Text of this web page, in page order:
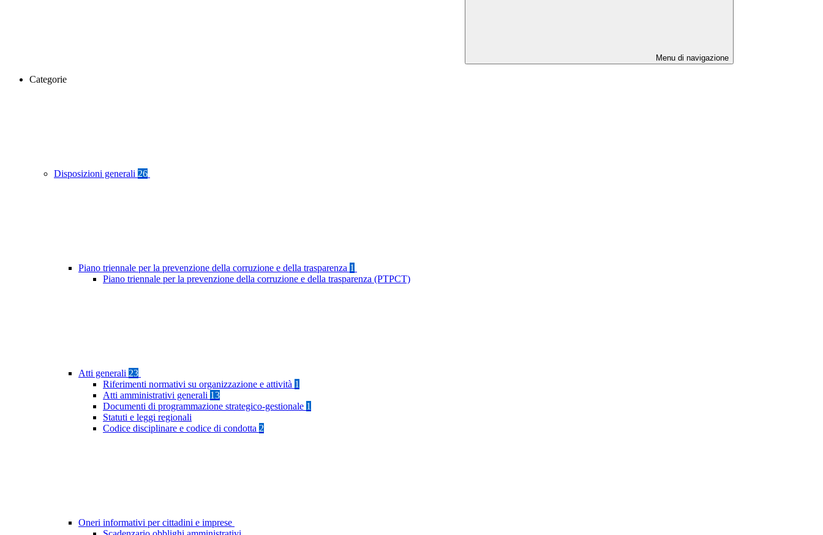
Menu di navigazione
Categorie
Disposizioni generali 26
Piano triennale per la prevenzione della corruzione e della trasparenza 1
Piano triennale per la prevenzione della corruzione e della trasparenza (PTPCT)
Atti generali 23
Riferimenti normativi su organizzazione e attività 1
Atti amministrativi generali 13
Documenti di programmazione strategico-gestionale 1
Statuti e leggi regionali
Codice disciplinare e codice di condotta 2
Oneri informativi per cittadini e imprese